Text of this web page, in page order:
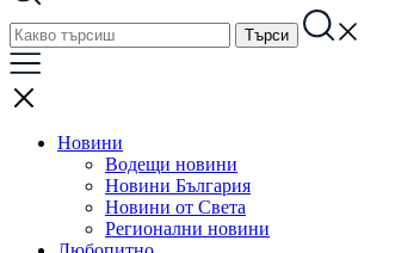
Новини
Водещи новини
Новини България
Новини от Света
Регионални новини